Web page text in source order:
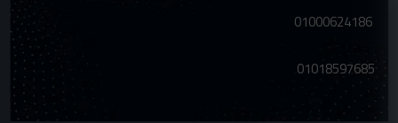
01000624186
01018597685